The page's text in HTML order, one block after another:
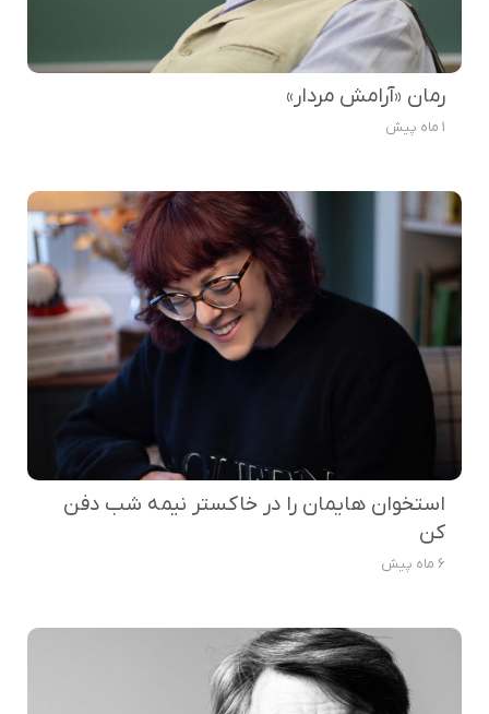
رمان «آرامش مردار»
1 ماه پیش
استخوان هایمان را در خاکستر نیمه شب دفن
کن
6 ماه پیش